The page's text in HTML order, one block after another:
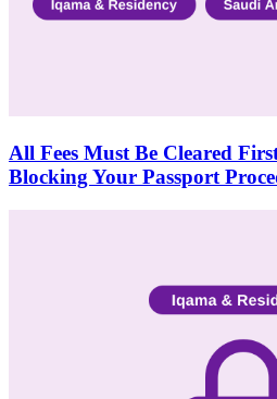
All Fees Must Be Cleared
Blocking Your Passport